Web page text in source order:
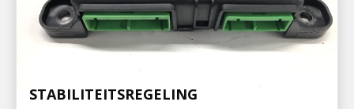
ECS ELEKTRONISCHE
STABILITEITSREGELING